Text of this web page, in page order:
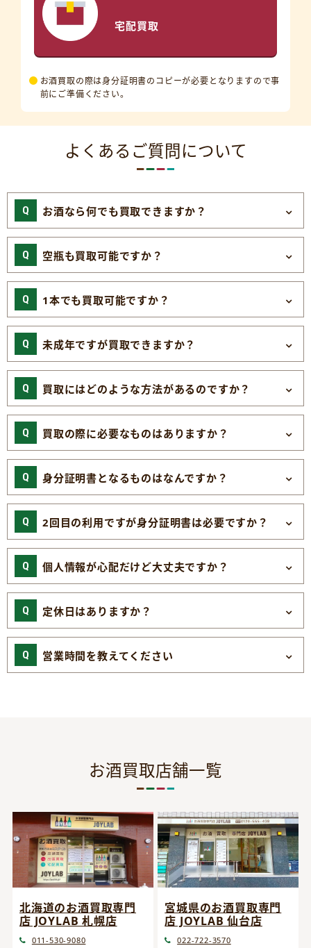
宅配買取
お酒買取の際は身分証明書のコピーが必要となりますので事
前にご準備ください。
よくあるご質問について
お酒なら何でも買取できますか？
空瓶も買取可能ですか？
1本でも買取可能ですか？
未成年ですが買取できますか？
買取にはどのような方法があるのですか？
買取の際に必要なものはありますか？
身分証明書となるものはなんですか？
2回目の利用ですが身分証明書は必要ですか？
個人情報が心配だけど大丈夫ですか？
定休日はありますか？
営業時間を教えてください
お酒買取店舗一覧
北海道のお酒買取専門
店 JOYLAB 札幌店
011-530-9080
宮城県のお酒買取専門
店 JOYLAB 仙台店
022-722-3570